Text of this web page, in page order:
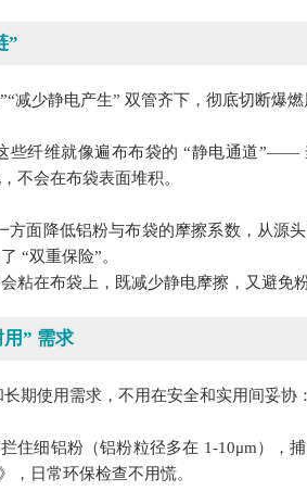
”
减少静电产生” 双管齐下，彻底切断爆燃
些纤维就像遍布布袋的 “静电通道”——
不会在布袋表面堆积。
面降低铝粉与布袋的摩擦系数，从源
“双重保险”。
粘在布袋上，既减少静电摩擦，又避免粉
” 需求
期使用需求，不用在安全和实用间妥协：
住细铝粉（铝粉粒径多在 1-10μm），
，日常环保检查不用慌。